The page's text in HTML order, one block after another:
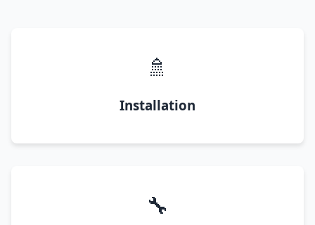
🚿
Installation
🔧